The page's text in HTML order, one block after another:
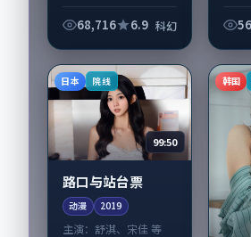
力，黄渤、沈腾领衔
韩国完成制作协同，
2024-03-1...
68,716 6.9 科幻
艺，
参与
围绕
日本 院线
99:50
路口与站台票
动漫 2019
主演： 舒淇、宋佳 等
韩国